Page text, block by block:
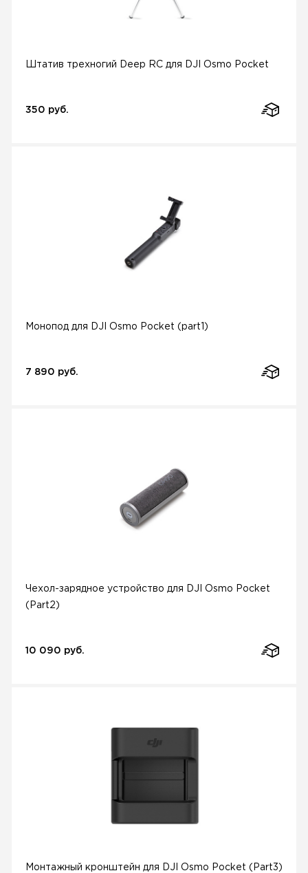
Штатив трехногий Deep RC для DJI Osmo Pocket
350 руб.
Монопод для DJI Osmo Pocket (part1)
7 890 руб.
Чехол-зарядное устройство для DJI Osmo Pocket
(Part2)
10 090 руб.
Монтажный кронштейн для DJI Osmo Pocket (Part3)